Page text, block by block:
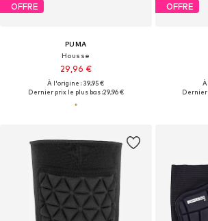
OFFRE
PUMA
Housse
29,96 €
À l'origine : 39,95 €
Dernier prix le plus bas :29,96 €
OFFRE
À
Dernier